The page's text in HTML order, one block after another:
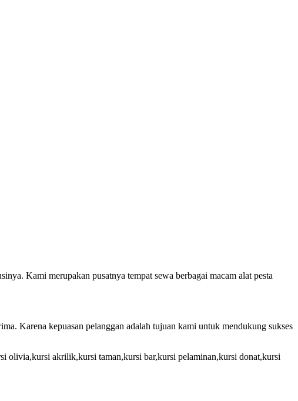
Kami merupakan pusatnya tempat sewa berbagai macam alat pesta
Karena kepuasan pelanggan adalah tujuan kami untuk mendukung sukses
olivia,kursi akrilik,kursi taman,kursi bar,kursi pelaminan,kursi donat,kursi